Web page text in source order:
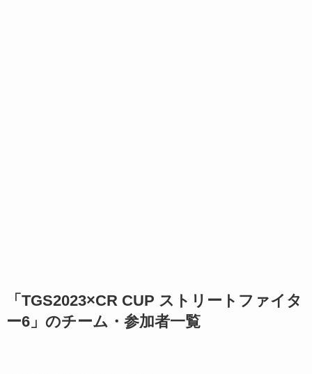
「TGS2023×CR CUP ストリートファイタ
ー6」のチーム・参加者一覧